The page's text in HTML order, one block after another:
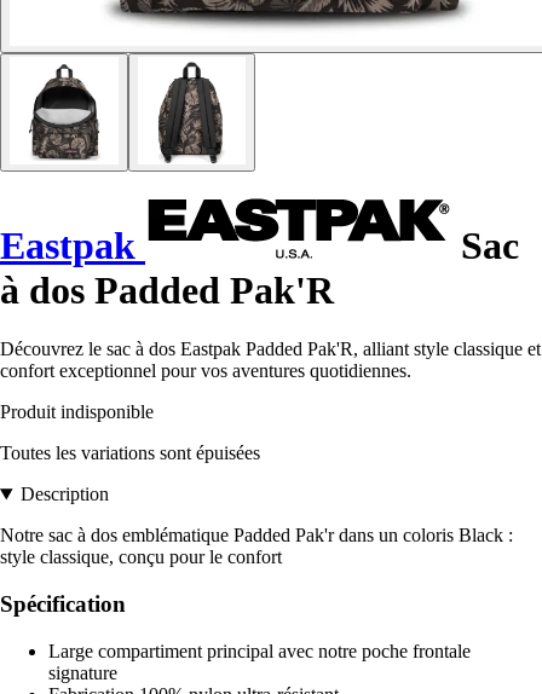
Eastpak
Sac
à dos Padded Pak'R
Découvrez le sac à dos Eastpak Padded Pak'R, alliant style classique et
confort exceptionnel pour vos aventures quotidiennes.
Produit indisponible
Toutes les variations sont épuisées
Description
Notre sac à dos emblématique Padded Pak'r dans un coloris Black :
style classique, conçu pour le confort
Spécification
Large compartiment principal avec notre poche frontale
signature